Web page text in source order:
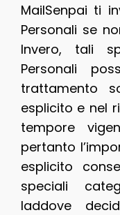
MailSenpai ti
Personali se
Invero, tali
Personali
trattamento
esplicito e nel
tempore
pertanto
esplicito
speciali
laddove